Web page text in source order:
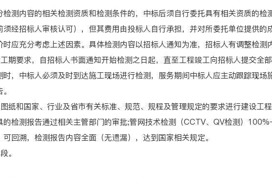
内容的相关检测资质和检测条件的，中标后须自行委托具有相关资质的检
经招标人审核认可），但其费用由投标人自行承担，并对所委托单位提供的
应充分考虑上述因素。具体检测内容以招标人通知为准，招标人有调整检测
要求，自招标人书面通知开始检测之日起，直至工程竣工向招标人提交全
，中标人必须及时到达施工现场进行检测，服务期间中标人应主动跟踪现场
和国家、行业及省市有关标准、规范、规程及管理规定的要求进行建设工程
检测报告通过相关主管部门的审批;管网技术检测（CCTV、QV检测）100%
回溯，检测报告内容全面（无遗漏），达到国家相关规定。
。